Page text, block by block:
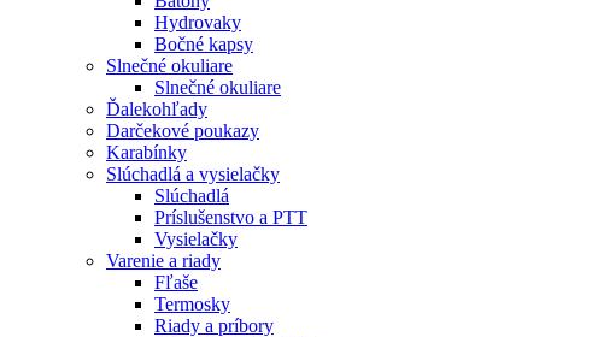
Hydrovaky
Bočné kapsy
Slnečné okuliare
Slnečné okuliare
Ďalekohľady
Darčekové poukazy
Karabínky
Slúchadlá a vysielačky
Slúchadlá
Príslušenstvo a PTT
Vysielačky
Varenie a riady
Fľaše
Termosky
Riady a príbory